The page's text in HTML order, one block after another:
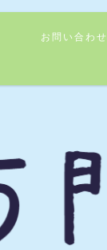
お問い合わせ